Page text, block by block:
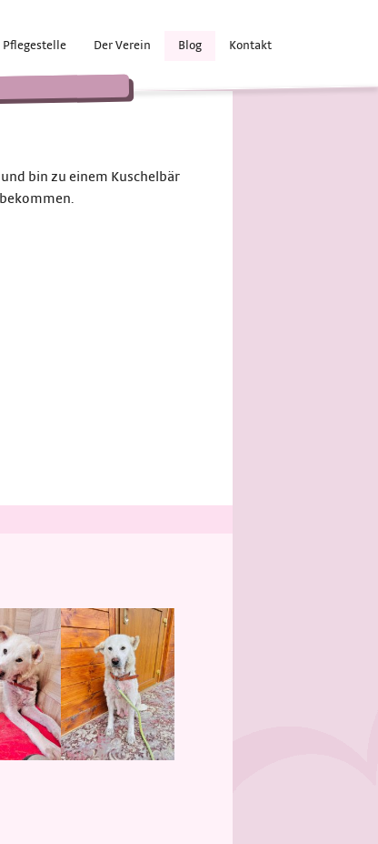
Pflegestelle Der Verein Blog Kontakt
bin zu einem Kuschelbär